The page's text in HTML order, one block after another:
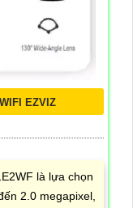
EZVIZ
là lựa chọn
2.0 megapixel,